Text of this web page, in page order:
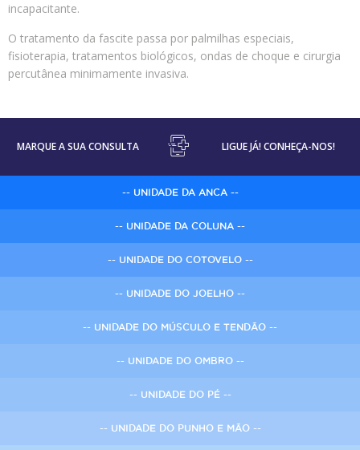
incapacitante.
O tratamento da fascite passa por palmilhas especiais,
fisioterapia, tratamentos biológicos, ondas de choque e cirurgia
percutânea minimamente invasiva.
MARQUE A SUA CONSULTA LIGUE JÁ! CONHEÇA-NOS!
-- UNIDADE DA ANCA --
-- UNIDADE DA COLUNA --
-- UNIDADE DO COTOVELO --
-- UNIDADE DO JOELHO --
-- UNIDADE DO MÚSCULO E TENDÃO --
-- UNIDADE DO OMBRO --
-- UNIDADE DO PÉ --
-- UNIDADE DO PUNHO E MÃO --